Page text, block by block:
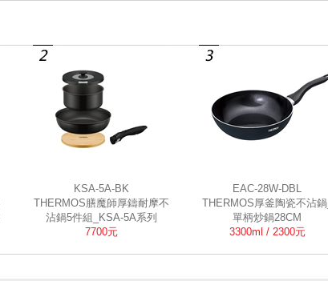
KSA-5A-BK
THERMOS膳魔師厚鑄耐摩不
沾鍋5件組_KSA-5A系列
7700元
EAC-28W-DBL
THERMOS厚釜陶瓷不沾鍋_
單柄炒鍋28CM
3300ml / 2300元